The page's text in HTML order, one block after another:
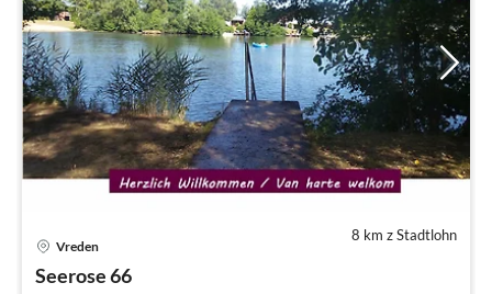
8 km z Stadtlohn
Vreden
Seerose 66